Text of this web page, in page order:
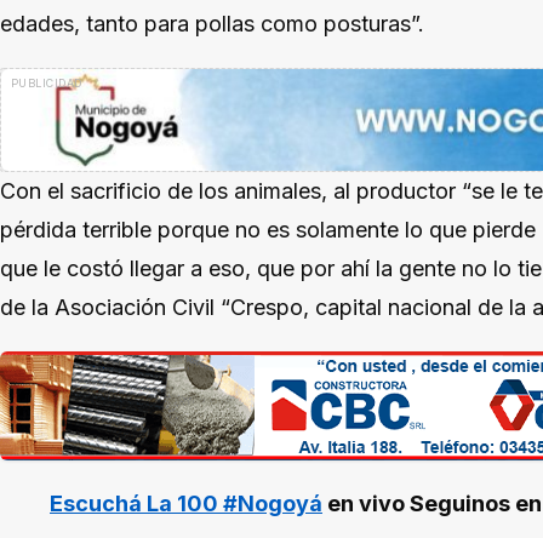
edades, tanto para pollas como posturas”.
Con el sacrificio de los animales, al productor “se le
pérdida terrible porque no es solamente lo que
que le costó llegar a eso, que por ahí la gente no lo
de la Asociación Civil “Crespo, capital nacional de la
Escuchá La 100 #Nogoyá en vivoSeguinos